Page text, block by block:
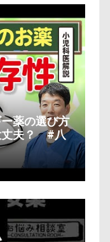
薬の選び方
丈夫？ #八